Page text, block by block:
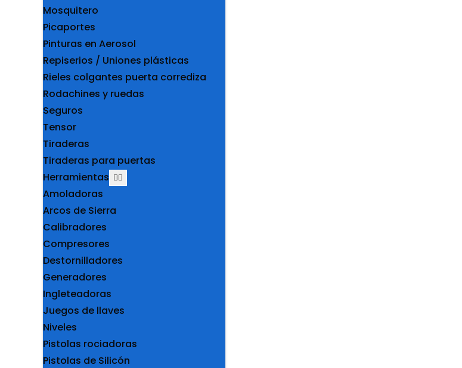
Mosquitero
Picaportes
Pinturas en Aerosol
Repiserios / Uniones plásticas
Rieles colgantes puerta corrediza
Rodachines y ruedas
Seguros
Tensor
Tiraderas
Tiraderas para puertas
Herramientas
Amoladoras
Arcos de Sierra
Calibradores
Compresores
Destornilladores
Generadores
Ingleteadoras
Juegos de llaves
Niveles
Pistolas rociadoras
Pistolas de Silicón